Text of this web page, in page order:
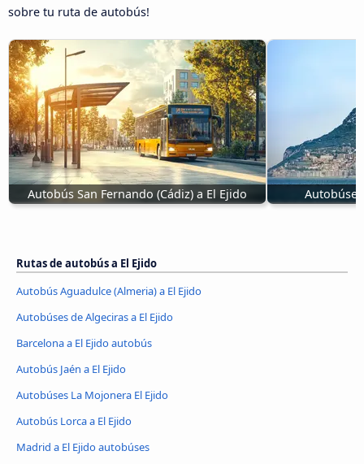
sobre tu ruta de autobús!
Autobús San Fernando (Cádiz) a El Ejido
Rutas de autobús a El Ejido
Autobús Aguadulce (Almeria) a El Ejido
Autobúses de Algeciras a El Ejido
Barcelona a El Ejido autobús
Autobús Jaén a El Ejido
Autobúses La Mojonera El Ejido
Autobús Lorca a El Ejido
Madrid a El Ejido autobúses